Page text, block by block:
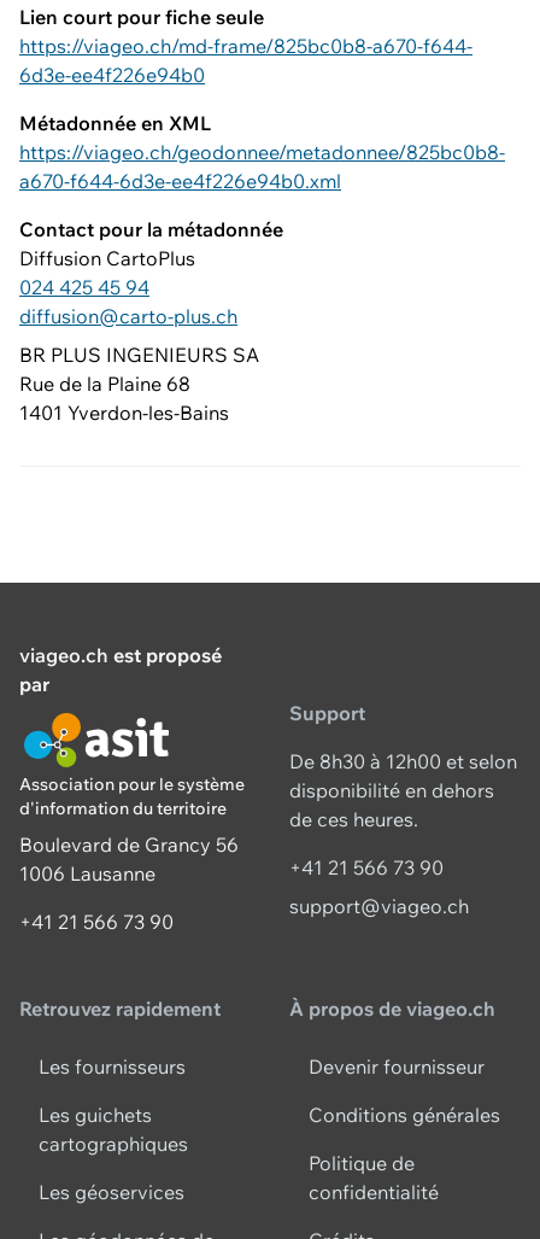
Lien court pour fiche seule
https://viageo.ch/md-frame/825bc0b8-a670-f644-
6d3e-ee4f226e94b0
Métadonnée en XML
https://viageo.ch/geodonnee/metadonnee/825bc0b8-
a670-f644-6d3e-ee4f226e94b0.xml
Contact pour la métadonnée
Diffusion CartoPlus
024 425 45 94
diffusion@carto-plus.ch
BR PLUS INGENIEURS SA
Rue de la Plaine 68
1401 Yverdon-les-Bains
viageo.ch est proposé
par
Association pour le système
d'information du territoire
Boulevard de Grancy 56
1006 Lausanne
+41 21 566 73 90
Support
De 8h30 à 12h00 et selon
disponibilité en dehors
de ces heures.
+41 21 566 73 90
support@viageo.ch
Retrouvez rapidement
Les fournisseurs
Les guichets
cartographiques
Les géoservices
À propos de viageo.ch
Devenir fournisseur
Conditions générales
Politique de
confidentialité